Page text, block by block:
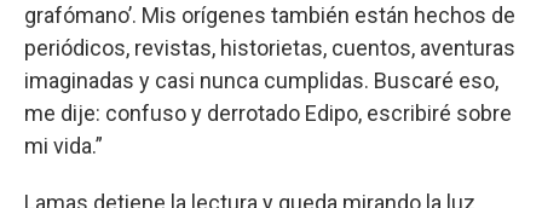
grafómano’. Mis orígenes también están hechos de
periódicos, revistas, historietas, cuentos, aventuras
imaginadas y casi nunca cumplidas. Buscaré eso,
me dije: confuso y derrotado Edipo, escribiré sobre
mi vida.”
Lamas detiene la lectura y queda mirando la luz